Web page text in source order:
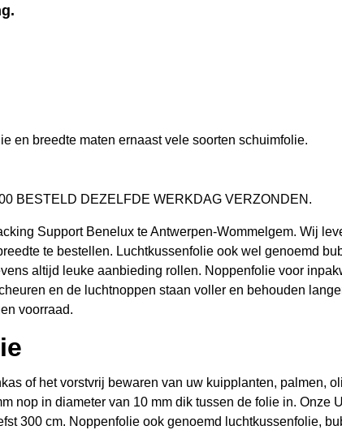
en breedte maten ernaast vele soorten schuimfolie.
BESTELD DEZELFDE WERKDAG VERZONDEN.
Support Benelux te Antwerpen-Wommelgem. Wij
te bestellen. Luchtkussenfolie ook wel genoemd
altijd leuke aanbieding rollen. Noppenfolie voor
en de luchtnoppen staan voller en behouden
voorraad.
of het vorstvrij bewaren van uw kuipplanten, palmen,
nop in diameter van 10 mm dik tussen de folie in. Onze
300 cm. Noppenfolie ook genoemd luchtkussenfolie,